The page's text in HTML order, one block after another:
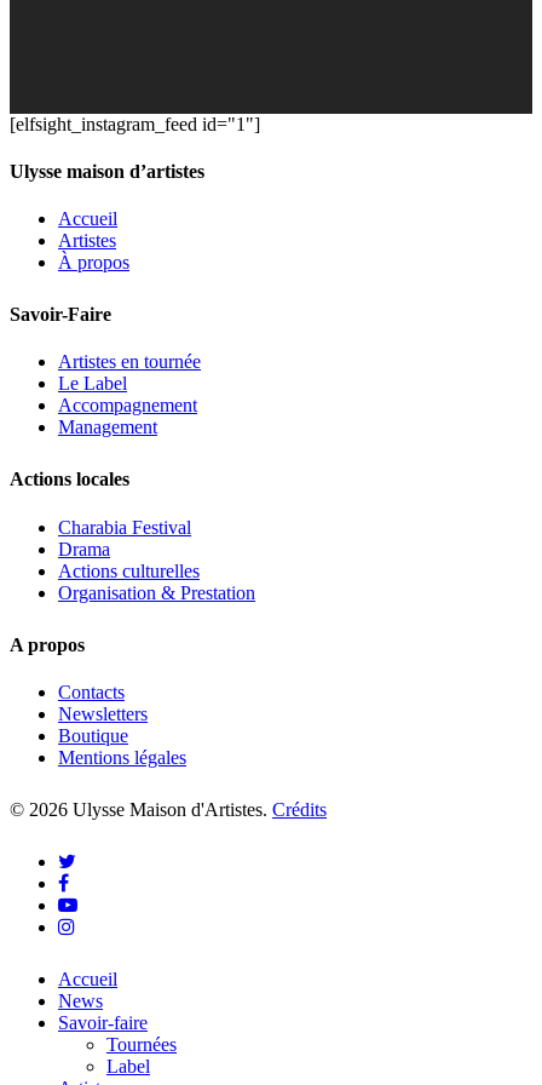
[elfsight_instagram_feed id="1"]
Ulysse maison d’artistes
Accueil
Artistes
À propos
Savoir-Faire
Artistes en tournée
Le Label
Accompagnement
Management
Actions locales
Charabia Festival
Drama
Actions culturelles
Organisation & Prestation
A propos
Contacts
Newsletters
Boutique
Mentions légales
© 2026 Ulysse Maison d'Artistes. Crédits
twitter
facebook
youtube
instagram
Close
Menu
Accueil
News
Savoir-faire
Tournées
Label